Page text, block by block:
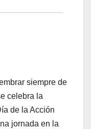
siempre de
celebra la
de la Acción
jor­na­da en la